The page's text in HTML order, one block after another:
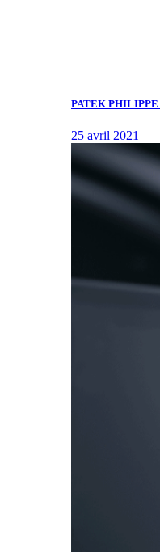
PATEK PHILIPPE
25 avril 2021